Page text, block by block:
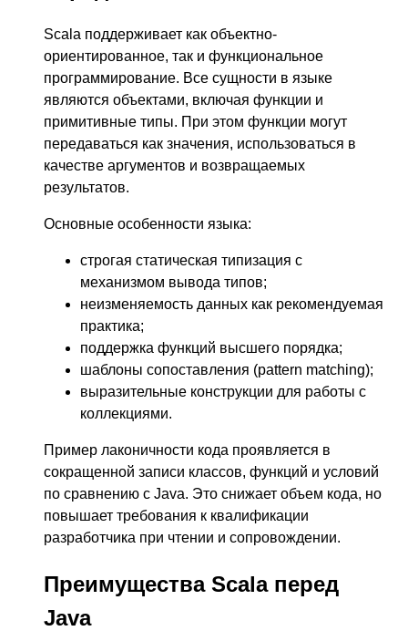
Scala поддерживает как объектно-
ориентированное, так и функциональное
программирование. Все сущности в языке
являются объектами, включая функции и
примитивные типы. При этом функции могут
передаваться как значения, использоваться в
качестве аргументов и возвращаемых
результатов.
Основные особенности языка:
строгая статическая типизация с
механизмом вывода типов;
неизменяемость данных как рекомендуемая
практика;
поддержка функций высшего порядка;
шаблоны сопоставления (pattern matching);
выразительные конструкции для работы с
коллекциями.
Пример лаконичности кода проявляется в
сокращенной записи классов, функций и условий
по сравнению с Java. Это снижает объем кода, но
повышает требования к квалификации
разработчика при чтении и сопровождении.
Преимущества Scala перед
Java